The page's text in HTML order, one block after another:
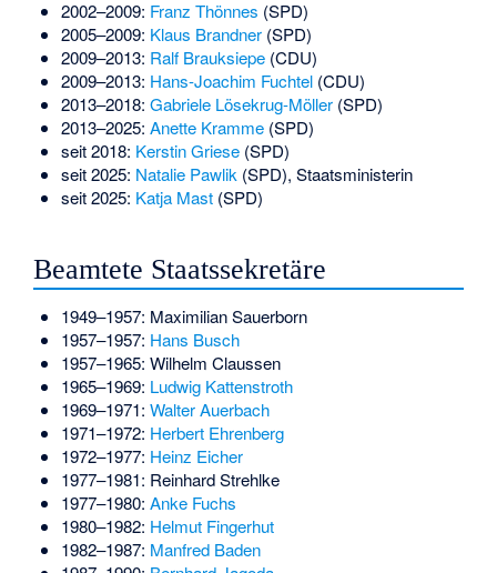
2002–2009: Franz Thönnes (SPD)
2005–2009: Klaus Brandner(SPD)
2009–2013: Ralf Brauksiepe(CDU)
2009–2013: Hans-Joachim Fuchtel(CDU)
2013–2018: Gabriele Lösekrug-Möller(SPD)
2013–2025: Anette Kramme(SPD)
seit 2018: Kerstin Griese(SPD)
seit 2025: Natalie Pawlik(SPD), Staatsministerin
seit 2025: Katja Mast(SPD)
Beamtete Staatssekretäre
1949–1957: Maximilian Sauerborn
1957–1957: Hans Busch
1957–1965: Wilhelm Claussen
1965–1969: Ludwig Kattenstroth
1969–1971: Walter Auerbach
1971–1972: Herbert Ehrenberg
1972–1977: Heinz Eicher
1977–1981: Reinhard Strehlke
1977–1980: Anke Fuchs
1980–1982: Helmut Fingerhut
1982–1987: Manfred Baden